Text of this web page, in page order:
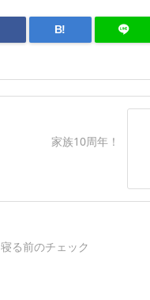
B!
家族10周年！
寝る前のチェック